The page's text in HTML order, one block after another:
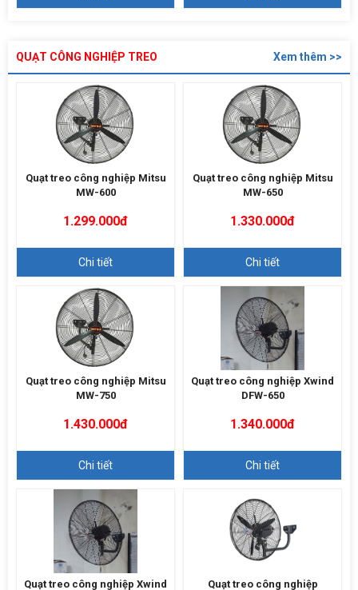
QUẠT CÔNG NGHIỆP TREO Xem thêm >>
Quạt treo công nghiệp Mitsu
MW-600
1.299.000đ
Chi tiết
Quạt treo công nghiệp Mitsu
MW-650
1.330.000đ
Chi tiết
Quạt treo công nghiệp Mitsu
MW-750
1.430.000đ
Chi tiết
Quạt treo công nghiệp Xwind
DFW-650
1.340.000đ
Chi tiết
Quạt treo công nghiệp Xwind
Quạt treo công nghiệp